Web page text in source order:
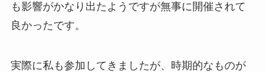
も影響がかなり出たようですが無事に開催されて
良かったです。
実際に私も参加してきましたが、時期的なものが